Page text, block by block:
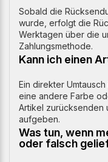
Sobald die
wurde, erfolgt die
Werktagen über die
Zahlungsmethode.
Kann ich einen
Ein direkter
eine andere Farbe
Artikel zurücksenden
aufgeben.
Was tun, wenn
oder falsch